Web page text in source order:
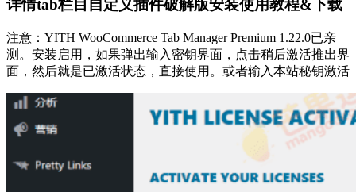
详情tab栏目自定义插件破解版安装使用教程&下载
注意：YITH WooCommerce Tab Manager Premium 1.22.0已亲
测。安装启用，如果弹出输入密钥界面，点击稍后激活推出界
面，然后就是已激活状态，直接使用。或者输入本站秘钥激活